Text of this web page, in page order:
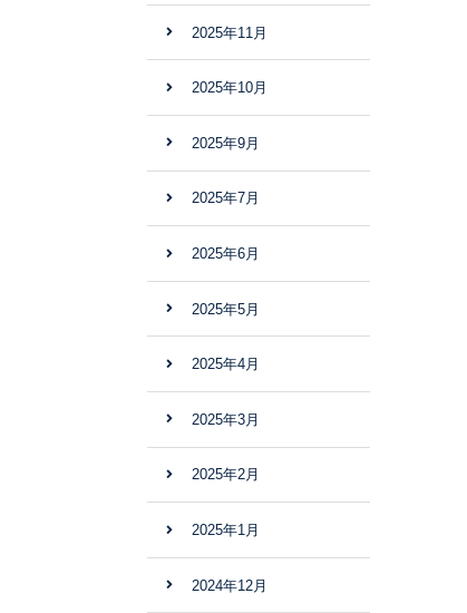
2025年11月
2025年10月
2025年9月
2025年7月
2025年6月
2025年5月
2025年4月
2025年3月
2025年2月
2025年1月
2024年12月